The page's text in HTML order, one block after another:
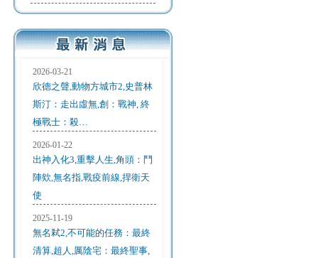
2026-03-21
欣德之聲,動物方城市2,史普林
斯汀：走出虛無,創：戰神, 終
極戰士：殺…
2026-01-22
出神入化3,重擊人生,角頭：鬥
陣欸,無名指,戰疫前線,捍衛天
使
2025-11-19
無名弒2,不可能的任務：最終
清算,超人,厲陰宅：最終聖事,